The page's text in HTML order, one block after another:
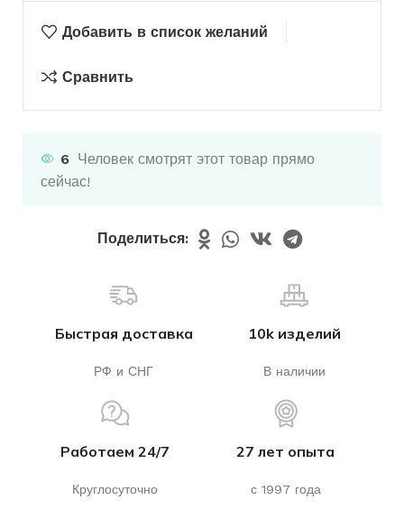
Добавить в список желаний
Сравнить
6 Человек смотрят этот товар прямо
сейчас!
Поделиться:
Быстрая доставка
РФ и СНГ
10k изделий
В наличии
Работаем 24/7
Круглосуточно
27 лет опыта
с 1997 года